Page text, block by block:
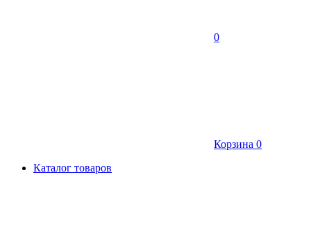
0
Корзина 0
Каталог товаров